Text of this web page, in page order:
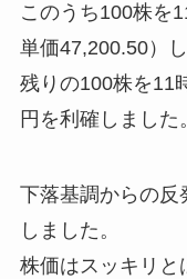
このうち100株を
単価47,200.50）
残りの100株を11
円を利確しました。
下落基調からの反
しました。
株価はスッキリと